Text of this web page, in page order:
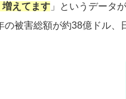
増えてます 」というデータ
被害総額が約38億ドル、